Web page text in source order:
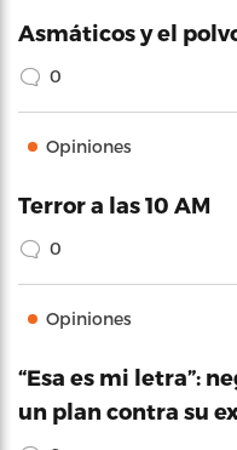
Asmáticos y el
0
Opiniones
Terror a las 10 AM
0
Opiniones
“Esa es mi letra”:
un plan contra su